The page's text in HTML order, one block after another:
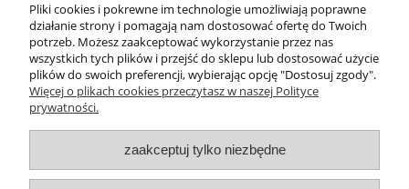
Moje konto
Gwarancja i zwroty
Pliki cookies i pokrewne im technologie umożliwiają poprawne
działanie strony i pomagają nam dostosować ofertę do Twoich
potrzeb. Możesz zaakceptować wykorzystanie przez nas
wszystkich tych plików i przejść do sklepu lub dostosować użycie
plików do swoich preferencji, wybierając opcję "Dostosuj zgody".
Więcej o plikach cookies przeczytasz w naszej Polityce
prywatności.
zaakceptuj tylko niezbędne